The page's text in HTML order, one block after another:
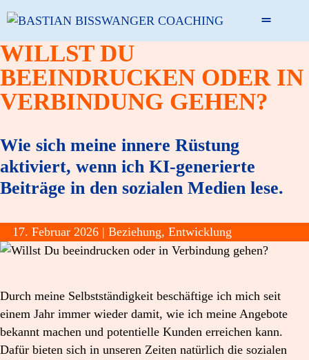
Zum
Inhalt
springen
WILLST DU
BEEINDRUCKEN ODER IN
VERBINDUNG GEHEN?
Wie sich meine innere Rüstung
aktiviert, wenn ich KI-generierte
Beiträge in den sozialen Medien lese.
17. Februar 2026 | Beziehung, Entwicklung
Durch meine Selbstständigkeit beschäftige ich mich seit
einem Jahr immer wieder damit, wie ich meine Angebote
bekannt machen und potentielle Kunden erreichen kann.
Dafür bieten sich in unseren Zeiten natürlich die sozialen